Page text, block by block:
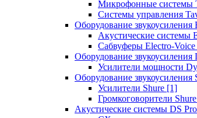
Микрофонные системы
Системы управления
Оборудование звукоусиления
Акустические системы
Сабвуферы Electro-Voice
Оборудование звукоусиления
Усилители мощности
Оборудование звукоусиления
Усилители Shure [1]
Громкоговорители Shure
Акустические системы DS